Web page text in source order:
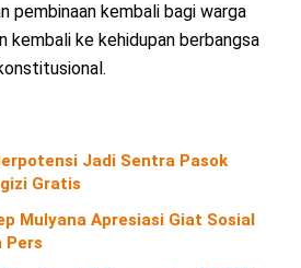
pembinaan kembali bagi warga
kembali ke kehidupan berbangsa
Jadi Sentra Pasok
Gratis
Mulyana Apresiasi Giat Sosial
Pers